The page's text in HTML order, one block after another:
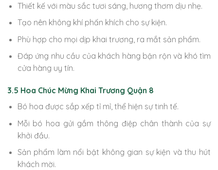
Thiết kế với màu sắc tươi sáng, hương thơm dịu nhẹ.
Tạo nên không khí phấn khích cho sự kiện.
Phù hợp cho mọi dịp khai trương, ra mắt sản phẩm.
Đáp ứng nhu cầu của khách hàng bận rộn và khó tìm
cửa hàng uy tín.
3.5 Hoa Chúc Mừng Khai Trương Quận 8
Bó hoa được sắp xếp tỉ mỉ, thể hiện sự tinh tế.
Mỗi bó hoa gửi gắm thông điệp chân thành của sự
khởi đầu.
Sản phẩm làm nổi bật không gian sự kiện và thu hút
khách mời.